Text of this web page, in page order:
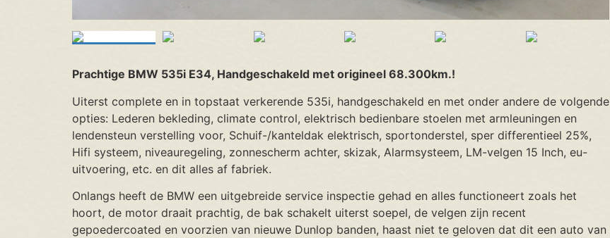
Prachtige BMW 535i E34, Handgeschakeld met origineel 68.300km.!
Uiterst complete en in topstaat verkerende 535i, handgeschakeld en met onder andere de volgende
opties: Lederen bekleding, climate control, elektrisch bedienbare stoelen met armleuningen en
lendensteun verstelling voor, Schuif-/kanteldak elektrisch, sportonderstel, sper differentieel 25%,
Hifi systeem, niveauregeling, zonnescherm achter, skizak, Alarmsysteem, LM-velgen 15 Inch, eu-
uitvoering, etc. en dit alles af fabriek.
Onlangs heeft de BMW een uitgebreide service inspectie gehad en alles functioneert zoals het
hoort, de motor draait prachtig, de bak schakelt uiterst soepel, de velgen zijn recent
gepoedercoated en voorzien van nieuwe Dunlop banden, haast niet te geloven dat dit een auto van